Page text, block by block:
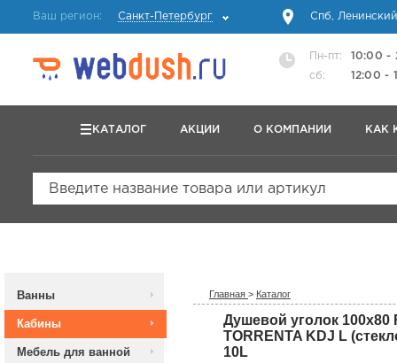
Ваш регион: Санкт-Петербург Спб,
Пн-пт:
10:00 -
сб:
12:00 -
КАТАЛОГ АКЦИИ О КОМПАНИИ КАК
Введите название товара или артикул
Ванны
Кабины
Мебель для ванной
Главная > Каталог
Душевой уголок 100х80
TORRENTA KDJ L
10L